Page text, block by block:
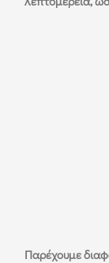
Παρέχουμε